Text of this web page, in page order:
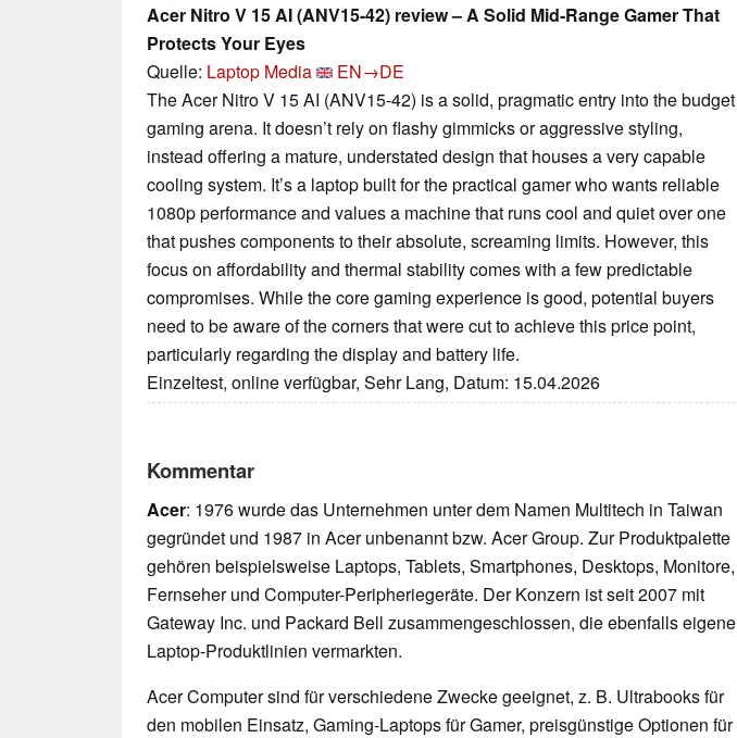
Acer Nitro V 15 AI (ANV15-42) review – A Solid Mid-Range Gamer That
Protects Your Eyes
Quelle: Laptop Media
EN→DE
The Acer Nitro V 15 AI (ANV15-42) is a solid, pragmatic entry into the budget
gaming arena. It doesn’t rely on flashy gimmicks or aggressive styling,
instead offering a mature, understated design that houses a very capable
cooling system. It’s a laptop built for the practical gamer who wants reliable
1080p performance and values a machine that runs cool and quiet over one
that pushes components to their absolute, screaming limits. However, this
focus on affordability and thermal stability comes with a few predictable
compromises. While the core gaming experience is good, potential buyers
need to be aware of the corners that were cut to achieve this price point,
particularly regarding the display and battery life.
Einzeltest, online verfügbar, Sehr Lang, Datum: 15.04.2026
Kommentar
Acer: 1976 wurde das Unternehmen unter dem Namen Multitech in Taiwan
gegründet und 1987 in Acer unbenannt bzw. Acer Group. Zur Produktpalette
gehören beispielsweise Laptops, Tablets, Smartphones, Desktops, Monitore,
Fernseher und Computer-Peripheriegeräte. Der Konzern ist seit 2007 mit
Gateway Inc. und Packard Bell zusammengeschlossen, die ebenfalls eigene
Laptop-Produktlinien vermarkten.
Acer Computer sind für verschiedene Zwecke geeignet, z. B. Ultrabooks für
den mobilen Einsatz, Gaming-Laptops für Gamer, preisgünstige Optionen für